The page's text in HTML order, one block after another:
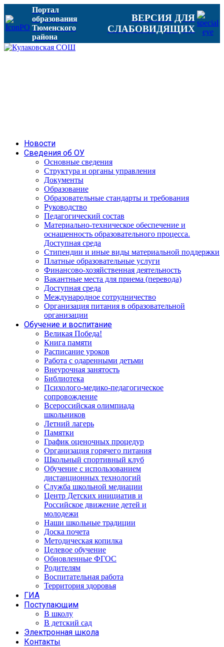
Портал
образования
Тюменского
района
ВЕРСИЯ ДЛЯ
СЛАБОВИДЯЩИХ
Новости
Сведения об ОУ
Основные сведения
Структура и органы управления
Документы
Образование
Образовательные стандарты и требования
Руководство
Педагогический состав
Материально-техническое обеспечение и
оснащенность образовательного процесса.
Доступная среда
Стипендии и иные виды материальной поддержки
Платные образовательные услуги
Финансово-хозяйственная деятельность
Вакантные места для приема (перевода)
Доступная среда
Международное сотрудничество
Организация питания в образовательной
организации
Обучение и воспитание
Великая Победа!
Книга памяти
Расписание уроков
Работа с одаренными детьми
Внеурочная занятость
Библиотека
Психолого-медико-педагогическое
сопровождение
Всероссийская олимпиада
школьников
Летний лагерь
Памятки
График оценочных процедур
Организация горячего питания
Школьный спортивный клуб
Обучение с использованием
дистанционных технологий
Служба школьной медиации
Центр Детских инициатив и
Российское движение детей и
молодежи
Наши школьные традиции
Доска почета
Методическая копилка
Целевое обучение
Обновленные ФГОС
Родителям
Воспитательная работа
Территория здоровья
ГИА
Поступающим
В школу
В детский сад
Электронная школа
Контакты